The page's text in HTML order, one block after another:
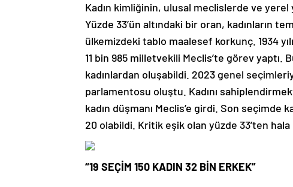
Kadın kimliğinin, ulusal meclislerde ve
Yüzde 33’ün altındaki bir oran, kadınların
ülkemizdeki tablo maalesef korkunç. 1934
11 bin 985 milletvekili Meclis’te görev yaptı.
kadınlardan oluşabildi. 2023 genel
parlamentosu oluştu. Kadını
kadın düşmanı Meclis’e girdi. Son seçimde
20 olabildi. Kritik eşik olan yüzde 33’ten hala
“19 SEÇİM 150 KADIN 32 BİN ERKEK”